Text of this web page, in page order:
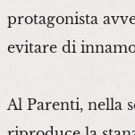
protagonista
evitare di
Al Parenti, nella